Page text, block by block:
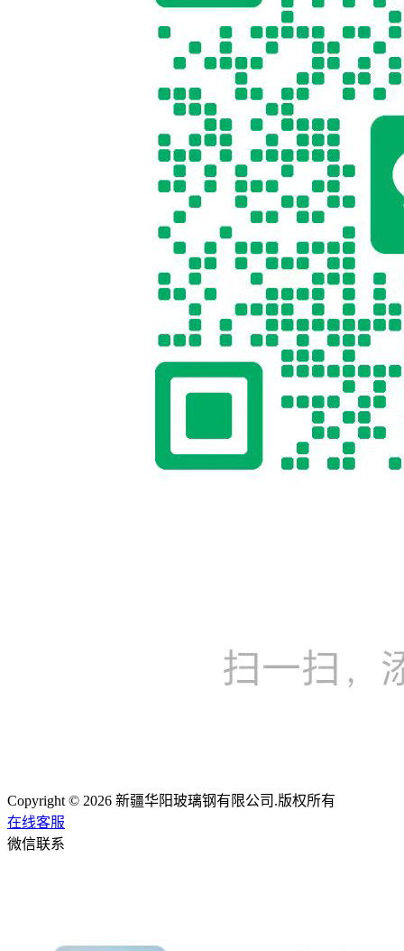
Copyright © 2026 新疆华阳玻璃钢有限公司.版权所有
在线客服
微信联系